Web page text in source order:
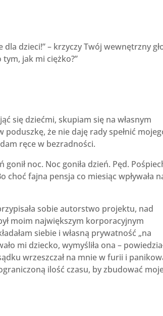
dzieci!” – krzyczy Twój wewnętrzny
jak mi ciężko?”
się dziećmi, skupiam się na własnym
że nie daję rady spełnić
ręce w bezradności.
noc. Noc goniła dzień. Pęd.
fajna pensja co miesiąc wpływała
sobie autorstwo projektu, nad
moim największym korporacyjnym
siebie i własną prywatność „na
mi dziecko, wymyśliła ona –
wrzeszczał na mnie w furii i
ilość czasu, by zbudować